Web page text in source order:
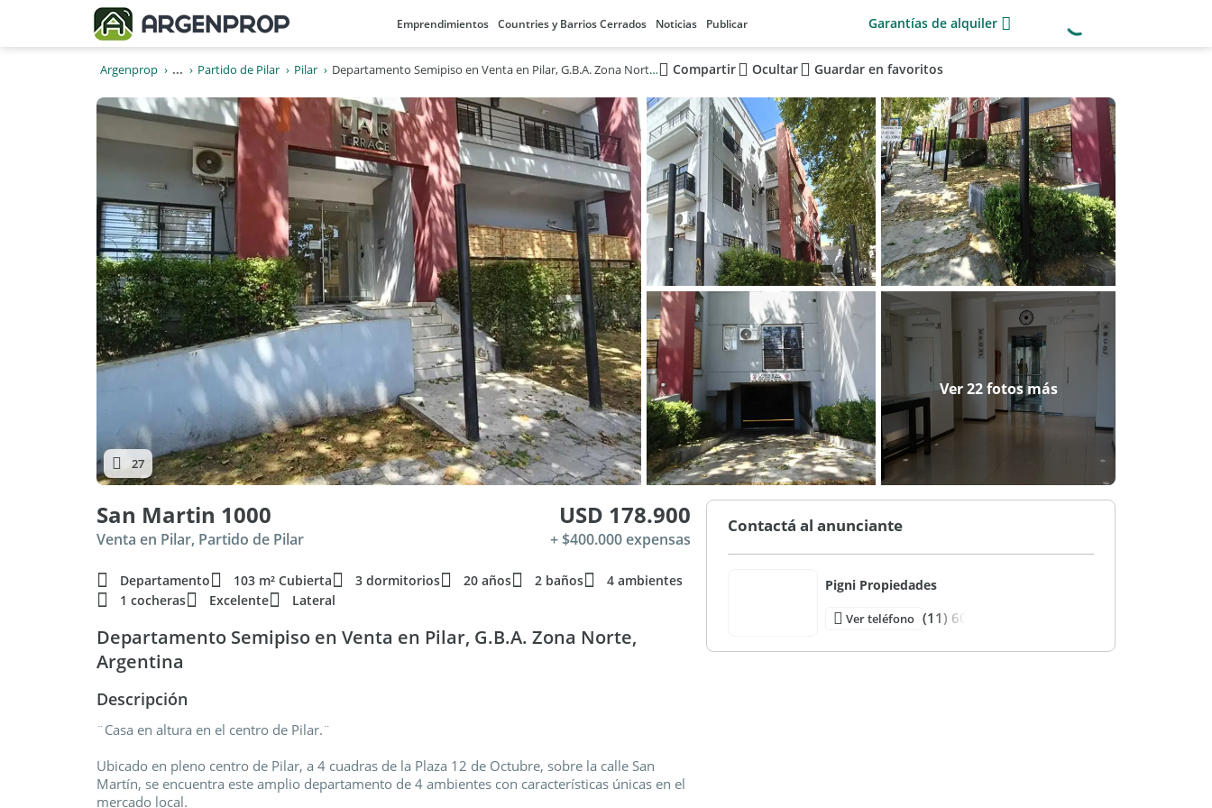
Emprendimientos Countries y Barrios Cerrados Noticias Publicar Garantías de alquiler
Argenprop ... Partido de Pilar Pilar Departamento Semipiso en Venta en Pilar, G.B.A. Zona Norte, Argentina Compartir Ocultar Guardar en favoritos
Ver 22 fotos más
27
San Martin 1000 USD 178.900
Venta en Pilar, Partido de Pilar + $400.000 expensas
Departamento 103 m² Cubierta 3 dormitorios 20 años 2 baños
4 ambientes
1 cocheras
Excelente Lateral
Departamento Semipiso en Venta en Pilar, G.B.A. Zona Norte,
Argentina
Descripción
¨Casa en altura en el centro de Pilar.¨
Ubicado en pleno centro de Pilar, a 4 cuadras de la Plaza 12 de Octubre, sobre la calle San
Martín, se encuentra este amplio departamento de 4 ambientes con características únicas en el
mercado local.
Contactá al anunciante
Pigni Propiedades
Ver teléfono (11) 60